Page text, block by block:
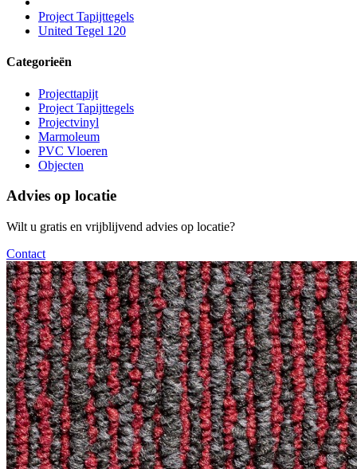
Project Tapijttegels
United Tegel 120
Categorieën
Projecttapijt
Project Tapijttegels
Projectvinyl
Marmoleum
PVC Vloeren
Objecten
Advies op locatie
Wilt u gratis en vrijblijvend advies op locatie?
Contact